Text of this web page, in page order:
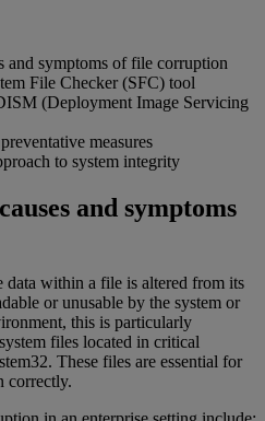
and symptoms of file corruption
File Checker (SFC) tool
(Deployment Image Servicing
measures
to system integrity
and symptoms
within a file is altered from its
or unusable by the system or
this is particularly
files located in critical
These files are essential for
correctly.